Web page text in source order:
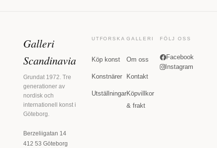
Galleri
Scandinavia
Grundat 1972. Tre
generationer av
nordisk och
internationell konst i
Göteborg.
Berzeliigatan 14
412 53 Göteborg
UTFORSKA
Köp konst
Konstnärer
Utställningar
GALLERI
Om oss
Kontakt
Köpvillkor
& frakt
FÖLJ OSS
Facebook
Instagram